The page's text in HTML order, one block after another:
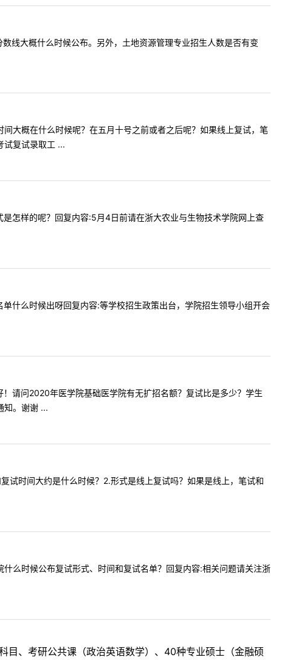
大概什么时候公布。另外，土地资源管理专业招生人数是否有变
大概在什么时候呢？在五月十号之前或者之后呢？如果线上复试，笔
试复试录取工 ...
怎样的呢？回复内容:5月4日前请在浙大农业与生物技术学院网上查
什么时候出呀回复内容:等学校招生政策出台，学院招生领导小组开会
请问2020年医学院基础医学院有无扩招名额？复试比是多少？学生
知。谢谢 ...
时间大约是什么时候？2.形式是线上复试吗？如果是线上，笔试和
么时候公布复试形式、时间和复试名单？回复内容:相关问题请关注浙
、考研公共课（政治英语数学）、40种专业硕士（金融硕